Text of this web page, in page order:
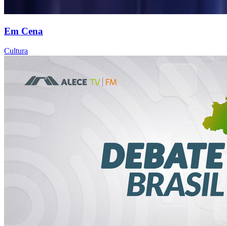
Em Cena
Cultura